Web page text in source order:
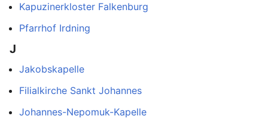
Kapuzinerkloster Falkenburg
Pfarrhof Irdning
J
Jakobskapelle
Filialkirche Sankt Johannes
Johannes-Nepomuk-Kapelle